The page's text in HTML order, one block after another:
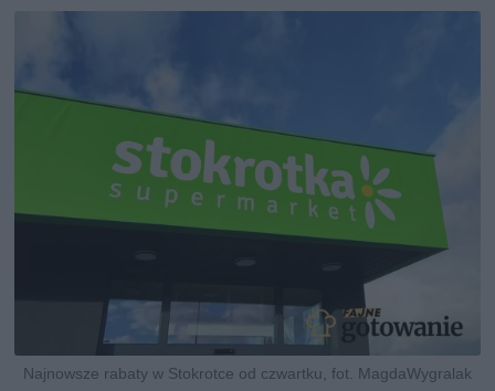
Najnowsze rabaty w Stokrotce od czwartku, fot. MagdaWygralak